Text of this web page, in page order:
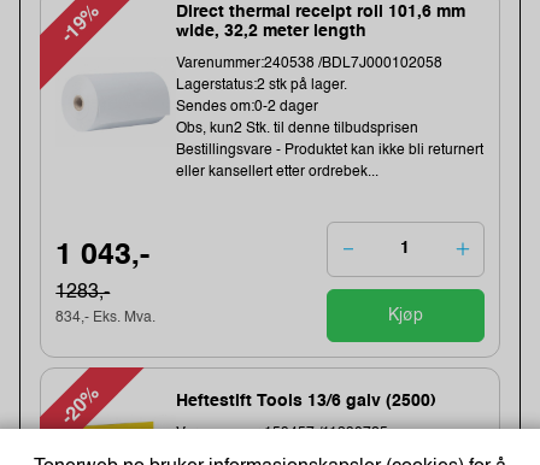
-19%
Direct thermal receipt roll 101,6 mm
wide, 32,2 meter length
Varenummer:240538 /BDL7J000102058
Lagerstatus:2 stk på lager.
Sendes om:0-2 dager
Obs, kun2 Stk. til denne tilbudsprisen
Bestillingsvare - Produktet kan ikke bli returnert
eller kansellert etter ordrebek...
1 043,-
1283,-
834,- Eks. Mva. Kjøp
-20% Heftestift Tools 13/6 galv (2500)
Varenummer:159457 /11830725
Lagerstatus:49 stk på lager.